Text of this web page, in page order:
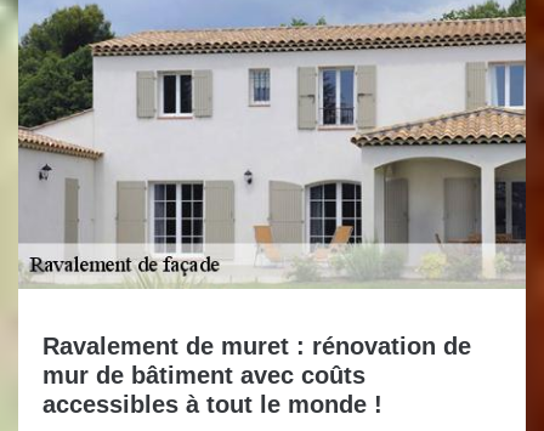
Ravalement de muret : rénovation de
mur de bâtiment avec coûts
accessibles à tout le monde !